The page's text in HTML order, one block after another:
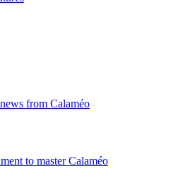
from Calaméo
to master Calaméo